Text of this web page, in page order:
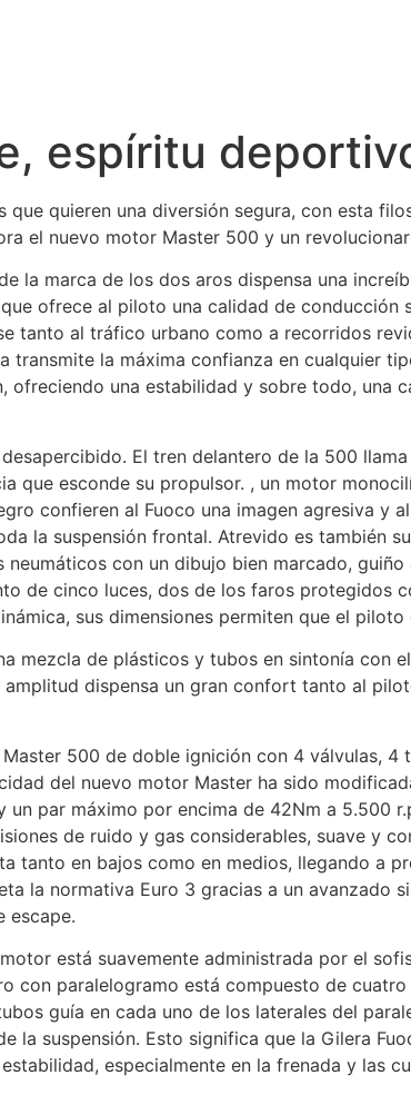
espíritu
que quieren una diversión segura, con esta
el nuevo motor Master 500 y un
la marca de los dos aros dispensa una
ofrece al piloto una calidad de conducción
tanto al tráfico urbano como a recorridos
transmite la máxima confianza en cualquier
ofreciendo una estabilidad y sobre todo, una
El tren delantero de la 500
que esconde su propulsor. , un motor
confieren al Fuoco una imagen agresiva y
la suspensión frontal. Atrevido es también
con un dibujo bien marcado,
de cinco luces, dos de los faros protegidos
sus dimensiones permiten que el
mezcla de plásticos y tubos en sintonía con
dispensa un gran confort tanto al
500 de doble ignición con 4 válvulas, 4
del nuevo motor Master ha sido
un par máximo por encima de 42Nm a 5.500
de ruido y gas considerables, suave y
tanto en bajos como en medios, llegando a
la normativa Euro 3 gracias a un avanzado
escape.
está suavemente administrada por el
con paralelogramo está compuesto de
guía en cada uno de los laterales del
la suspensión. Esto significa que la Gilera
especialmente en la frenada y las